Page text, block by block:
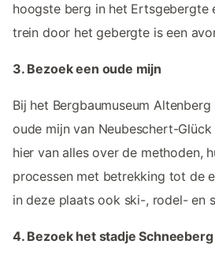
hoogste berg in het Ertsgebergte
trein door het gebergte is een
3. Bezoek een oude mijn
Bij het Bergbaumuseum
oude mijn van Neubeschert-
hier van alles over de methoden,
processen met betrekking tot de
in deze plaats ook ski-, rodel- en
4. Bezoek het stadje Schneeberg